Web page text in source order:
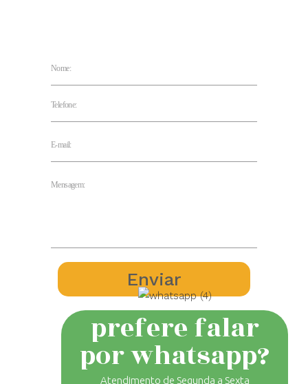
prefere falar
por whatsapp?
Atendimento de Segunda a Sexta